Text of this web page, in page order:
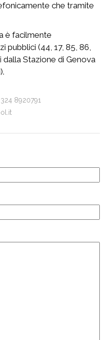
che tramite
è facilmente
pubblici (44, 17, 85, 86,
Stazione di Genova
8920791